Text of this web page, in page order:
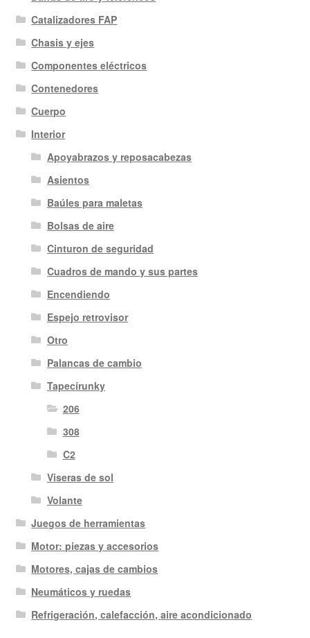
Catalizadores FAP
Chasis y ejes
Componentes eléctricos
Contenedores
Cuerpo
Interior
Apoyabrazos y reposacabezas
Asientos
Baúles para maletas
Bolsas de aire
Cinturon de seguridad
Cuadros de mando y sus partes
Encendiendo
Espejo retrovisor
Otro
Palancas de cambio
Tapecírunky
206
308
C2
Viseras de sol
Volante
Juegos de herramientas
Motor: piezas y accesorios
Motores, cajas de cambios
Neumáticos y ruedas
Refrigeración, calefacción, aire acondicionado